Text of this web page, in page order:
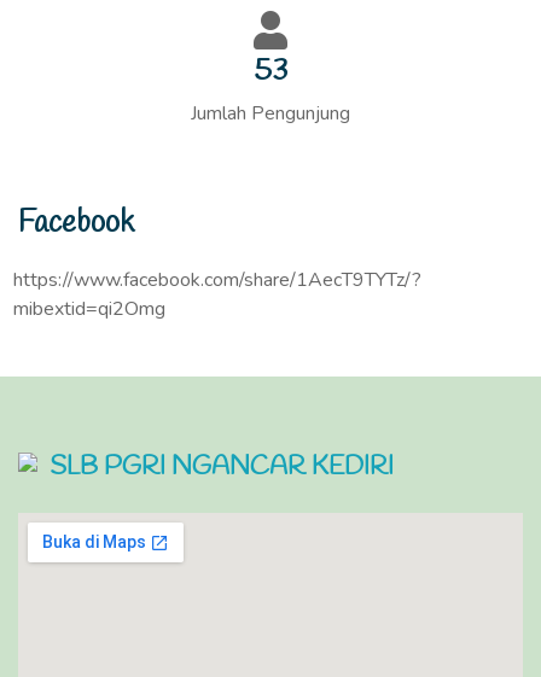
56
Jumlah Pengunjung
Facebook
https://www.facebook.com/share/1AecT9TYTz/?
mibextid=qi2Omg
SLB PGRI NGANCAR KEDIRI